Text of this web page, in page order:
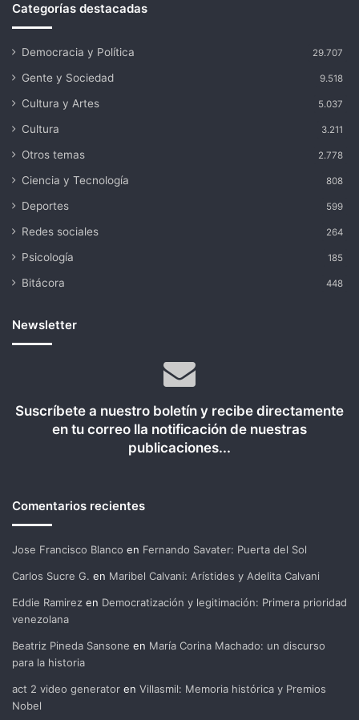
Categorías destacadas
Democracia y Política 29.707
Gente y Sociedad 9.518
Cultura y Artes 5.037
Cultura 3.211
Otros temas 2.778
Ciencia y Tecnología 808
Deportes 599
Redes sociales 264
Psicología 185
Bitácora 448
Newsletter
Suscríbete a nuestro boletín y recibe directamente
en tu correo lla notificación de nuestras
publicaciones...
Comentarios recientes
Jose Francisco Blanco en Fernando Savater: Puerta del Sol
Carlos Sucre G. en Maribel Calvani: Arístides y Adelita Calvani
Eddie Ramirez en Democratización y legitimación: Primera prioridad
venezolana
Beatriz Pineda Sansone en María Corina Machado: un discurso
para la historia
act 2 video generator en Villasmil: Memoria histórica y Premios
Nobel